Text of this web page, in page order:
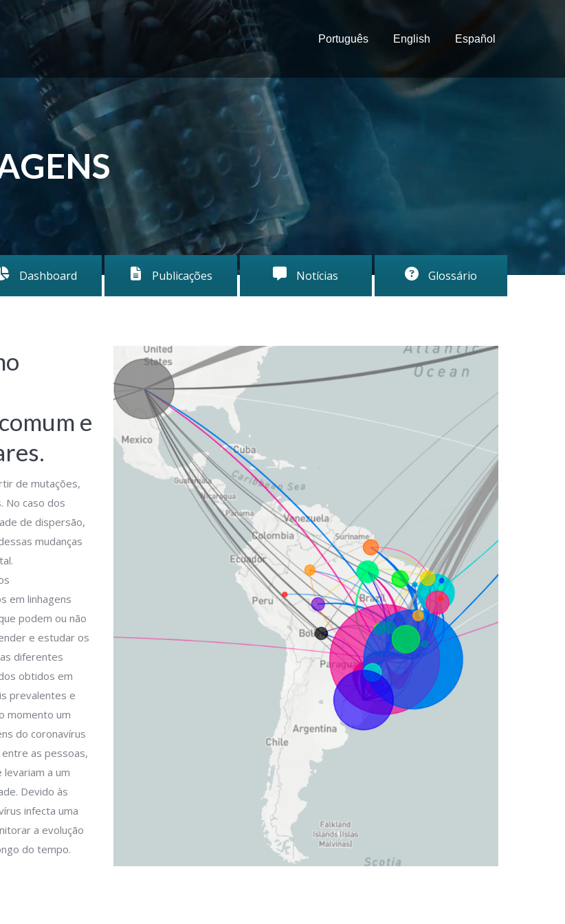
Português English Español
Dashboard Publicações Notícias Glossário
e
de mutações,
No caso dos
de dispersão,
mudanças
em linhagens
podem ou não
e estudar os
diferentes
obtidos em
prevalentes e
momento um
do coronavírus
as pessoas,
a um
Devido às
infecta uma
a evolução
do tempo.